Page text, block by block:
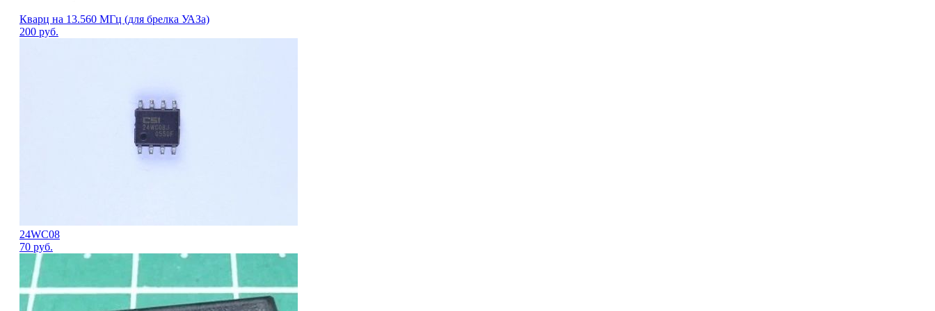
Кварц на 13.560 МГц (для брелка УАЗа)
200 руб.
24WC08
70 руб.